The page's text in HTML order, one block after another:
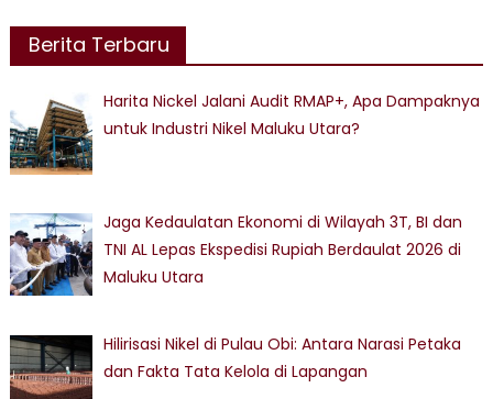
Berita Terbaru
Harita Nickel Jalani Audit RMAP+, Apa Dampaknya
untuk Industri Nikel Maluku Utara?
Jaga Kedaulatan Ekonomi di Wilayah 3T, BI dan
TNI AL Lepas Ekspedisi Rupiah Berdaulat 2026 di
Maluku Utara
Hilirisasi Nikel di Pulau Obi: Antara Narasi Petaka
dan Fakta Tata Kelola di Lapangan